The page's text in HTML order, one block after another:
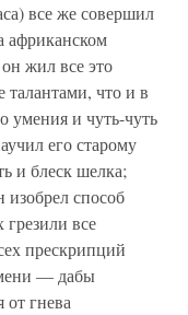
все же совершил
африканском
жил все это
что и в
и чуть-чуть
его старому
и блеск шелка;
способ
все
прескрипций
— дабы
гнева